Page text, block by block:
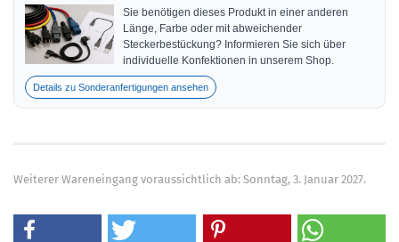
Sie benötigen dieses Produkt in einer anderen
Länge, Farbe oder mit abweichender
Steckerbestückung? Informieren Sie sich über
individuelle Konfektionen in unserem Shop.
Details zu Sonderanfertigungen ansehen
Weiterer Wareneingang voraussichtlich ab: Sonntag, 3. Januar 2027.